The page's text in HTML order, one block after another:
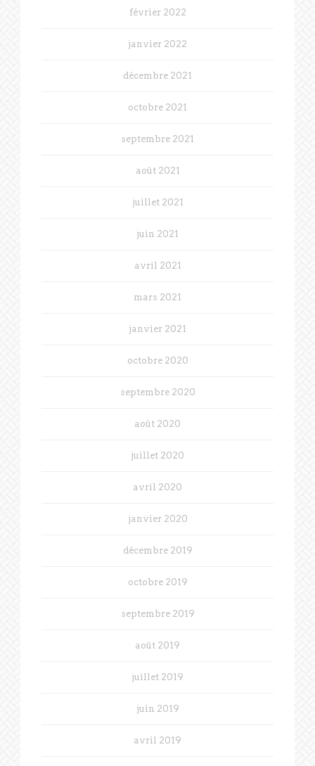
février 2022
janvier 2022
décembre 2021
octobre 2021
septembre 2021
août 2021
juillet 2021
juin 2021
avril 2021
mars 2021
janvier 2021
octobre 2020
septembre 2020
août 2020
juillet 2020
avril 2020
janvier 2020
décembre 2019
octobre 2019
septembre 2019
août 2019
juillet 2019
juin 2019
avril 2019